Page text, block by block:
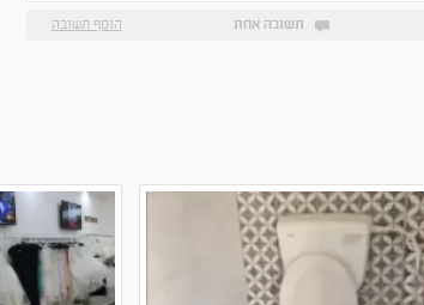
תשובה אחת הוסף תשובה